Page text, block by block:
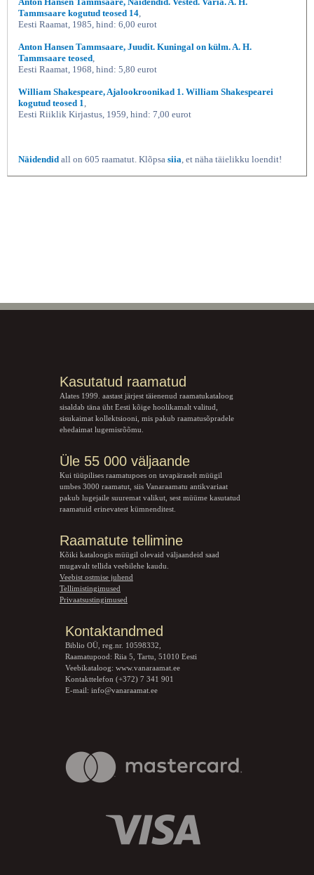
Tammsaare kogutud teosed 14,
Eesti Raamat, 1985, hind: 6,00 eurot
Anton Hansen Tammsaare, Juudit. Kuningal on külm. A. H.
Tammsaare teosed,
Eesti Raamat, 1968, hind: 5,80 eurot
William Shakespeare, Ajalookroonikad 1. William Shakespearei
kogutud teosed 1,
Eesti Riiklik Kirjastus, 1959, hind: 7,00 eurot
Näidendid all on 605 raamatut. Klõpsa siia, et näha täielikku loendit!
Kasutatud raamatud
Alates 1999. aastast järjest täienenud raamatukataloog
sisaldab täna üht Eesti kõige hoolikamalt valitud,
sisukaimat kollektsiooni, mis pakub raamatusõpradele
ehedaimat lugemisrõõmu.
Üle 55 000 väljaande
Kui tüüpilises raamatupoes on tavapäraselt müügil
umbes 3000 raamatut, siis Vanaraamatu antikvariaat
pakub lugejaile suuremat valikut, sest müüme kasutatud
raamatuid erinevatest kümnenditest.
Raamatute tellimine
Kõiki kataloogis müügil olevaid väljaandeid saad
mugavalt tellida veebilehe kaudu.
Veebist ostmise juhend
Tellimistingimused
Privaatsustingimused
Kontaktandmed
Biblio OÜ, reg.nr. 10598332,
Raamatupood: Riia 5, Tartu, 51010 Eesti
Veebikataloog: www.vanaraamat.ee
Kontakttelefon (+372) 7 341 901
E-mail: info@vanaraamat.ee